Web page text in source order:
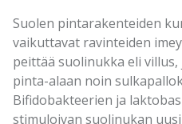
Suolen pintarakenteiden
vaikuttavat ravinteiden
peittää suolinukka eli
pinta-alaan noin
Bifidobakteerien ja
stimuloivan suolinukan